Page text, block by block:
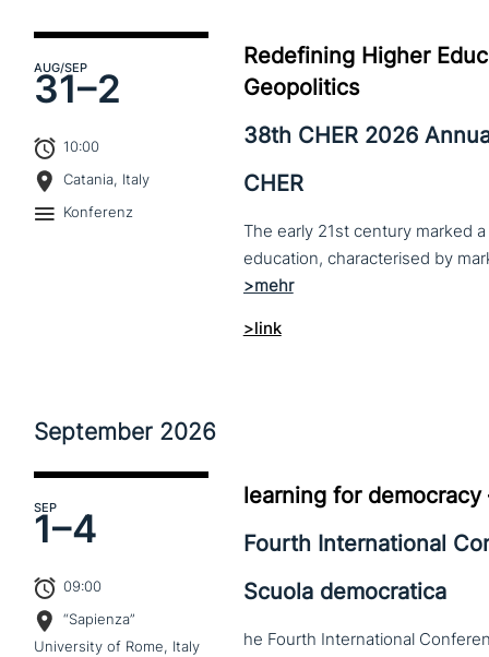
AUG/SEP
31–2
10:00
Catania, Italy
Konferenz
Redefining Higher
Geopolitics
38th CHER 2026
CHER
The early 21st century marked
>link
September 2026
SEP
1–4
09:00
“Sapienza”
University of Rome, Italy
learning for
Fourth International
Scuola democratica
he Fourth International